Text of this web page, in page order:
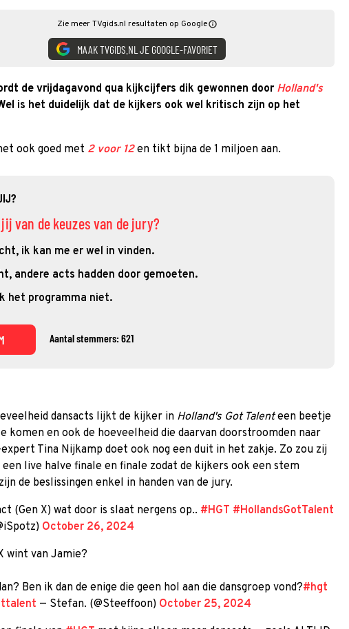
Zie meer TVgids.nl resultaten op Google
MAAK TVGIDS.NL JE GOOGLE-FAVORIET
de vrijdagavond qua kijkcijfers dik gewonnen door Holland's
is het duidelijk dat de kijkers ook wel kritisch zijn op het
ook goed met 2 voor 12en tikt bijna de 1 miljoen aan.
van de keuzes van de jury?
ik kan me er wel in vinden.
andere acts hadden door gemoeten.
het programma niet.
Aantal stemmers: 621
dansacts lijkt de kijker in Holland's Got Talenteen beetje
komen en ook de hoeveelheid die daarvan doorstroomden naar
Tina Nijkamp doet ook nog een duit in het zakje. Zo zou zij
live halve finale en finale zodat de kijkers ook een stem
de beslissingen enkel in handen van de jury.
(Gen X) wat door is slaat nergens op.. #HGT #HollandsGotTalent
October 26, 2024
wint van Jamie?
Ben ik dan de enige die geen hol aan die dansgroep vond?#hgt
— Stefan. (@Steeffoon) October 25, 2024